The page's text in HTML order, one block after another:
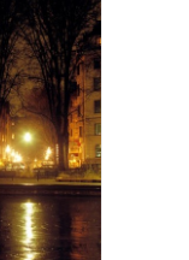
cm